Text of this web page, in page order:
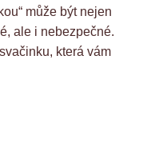
může být nejen
ale i nebezpečné.
která vám